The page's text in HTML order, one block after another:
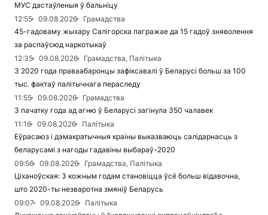
МУС дастаўленыя ў бальніцу
12:55
09.08.2026
Грамадства
45-гадоваму жыхару Салігорска пагражае да 15 гадоў зняволення
за распаўсюд наркотыкаў
12:35
09.08.2026
Грамадства, Палітыка
З 2020 года праваабаронцы зафіксавалі ў Беларусі больш за 100
тыс. фактаў палітычнага пераследу
11:55
09.08.2026
Грамадства
З пачатку года ад агню ў Беларусі загінула 350 чалавек
11:16
09.08.2026
Палітыка
Еўрасаюз і дэмакратычныя краіны выказваюць салідарнасць з
беларусамі з нагоды гадавіны выбараў-2020
09:56
09.08.2026
Грамадства, Палітыка
Ціханоўская: З кожным годам становіцца ўсё больш відавочна,
што 2020-ты незваротна змяніў Беларусь
09:07
09.08.2026
Палітыка